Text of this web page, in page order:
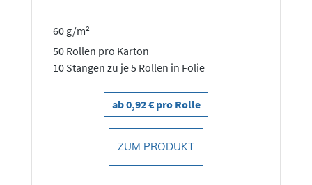
52 g/m² BPA-frei
50 Rollen pro Karton
10 Stangen zu je 5 Rollen in Folie
ab 1,48 € pro Rolle
ZUM PRODUKT